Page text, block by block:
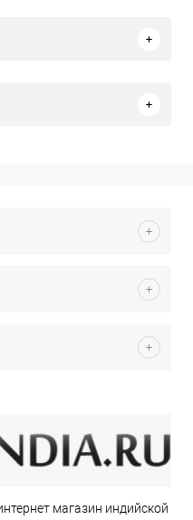
магазин индийской